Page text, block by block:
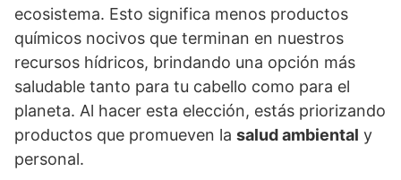
ecosistema. Esto significa menos productos
químicos nocivos que terminan en nuestros
recursos hídricos, brindando una opción más
saludable tanto para tu cabello como para el
planeta. Al hacer esta elección, estás priorizando
productos que promueven la salud ambiental y
personal.